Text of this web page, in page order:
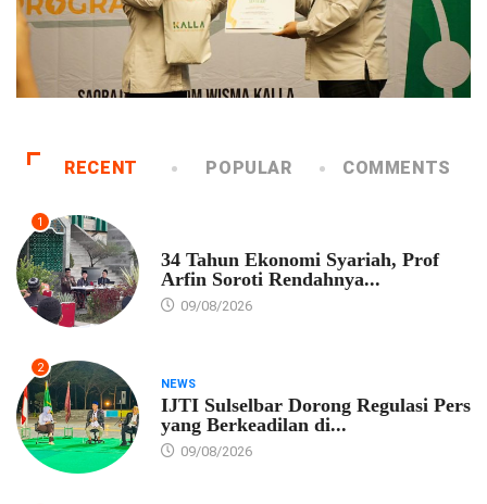
RECENT POPULAR COMMENTS
1
34 Tahun Ekonomi Syariah, Prof
Arfin Soroti Rendahnya...
09/08/2026
2
NEWS
IJTI Sulselbar Dorong Regulasi Pers
yang Berkeadilan di...
09/08/2026